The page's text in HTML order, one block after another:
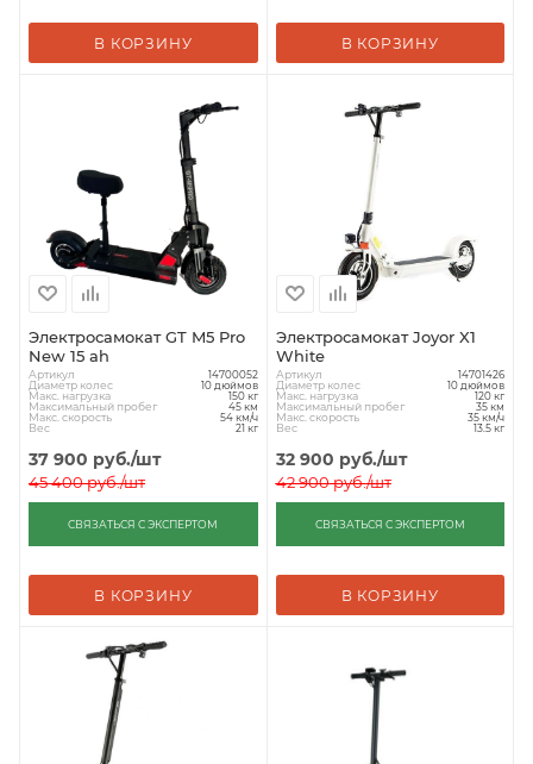
В КОРЗИНУ В КОРЗИНУ
Электросамокат GT M5 Pro
New 15 ah
Артикул 14700052
Диаметр колес 10 дюймов
Макс. нагрузка 150 кг
Максимальный пробег 45 км
Макс. скорость 54 км/ч
Вес 21 кг
37 900 руб./шт
45 400руб./шт
СВЯЗАТЬСЯ С ЭКСПЕРТОМ
В КОРЗИНУ
Электросамокат Joyor X1
White
Артикул 14701426
Диаметр колес 10 дюймов
Макс. нагрузка 120 кг
Максимальный пробег 35 км
Макс. скорость 35 км/ч
Вес 13.5 кг
32 900 руб./шт
42 900руб./шт
СВЯЗАТЬСЯ С ЭКСПЕРТОМ
В КОРЗИНУ